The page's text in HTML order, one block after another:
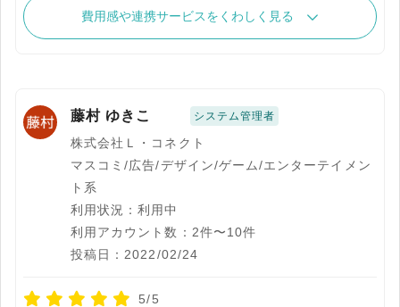
費用感や連携サービスをくわしく見る
藤村 ゆきこ システム管理者
株式会社Ｌ・コネクト
マスコミ/広告/デザイン/ゲーム/エンターテイメン
ト系
利用状況：利用中
利用アカウント数：2件〜10件
投稿日：2022/02/24
5/5